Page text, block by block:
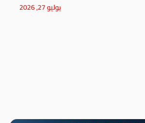
يوليو 27, 2026